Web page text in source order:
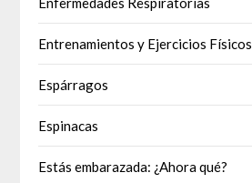
Entrenamientos y Ejercicios Físicos
Espárragos
Espinacas
Estás embarazada: ¿Ahora qué?